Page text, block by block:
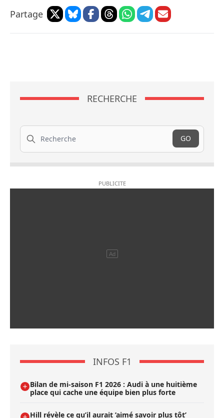
Partage
RECHERCHE
Recherche
GO
INFOS F1
Bilan de mi-saison F1 2026 : Audi à une huitième
place qui cache une équipe bien plus forte
Hill révèle ce qu’il aurait ’aimé savoir plus tôt’